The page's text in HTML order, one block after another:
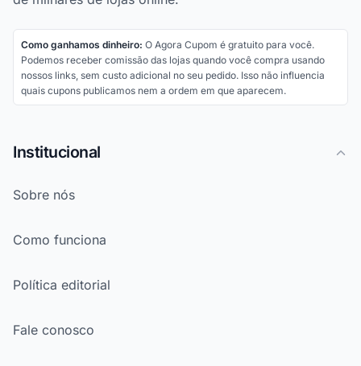
Como ganhamos dinheiro: O Agora Cupom é gratuito para você.
Podemos receber comissão das lojas quando você compra usando
nossos links, sem custo adicional no seu pedido. Isso não influencia
quais cupons publicamos nem a ordem em que aparecem.
Institucional
Sobre nós
Como funciona
Política editorial
Fale conosco